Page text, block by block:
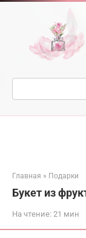
Перейти
Поиск:
Главная » Подарки
Букет из
На чтение: 21 мин